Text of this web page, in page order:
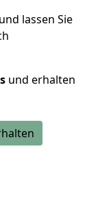
lassen Sie
und erhalten